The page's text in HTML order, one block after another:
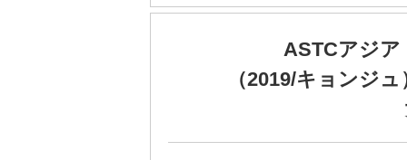
ASTCアジア
（2019/キョンジ